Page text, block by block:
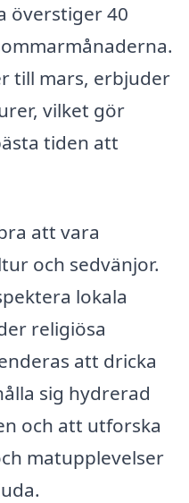
överstiger 40
till mars, erbjuder
vilket gör
tiden att
att vara
och sedvänjor.
lokala
religiösa
att dricka
sig hydrerad
och att utforska
matupplevelser